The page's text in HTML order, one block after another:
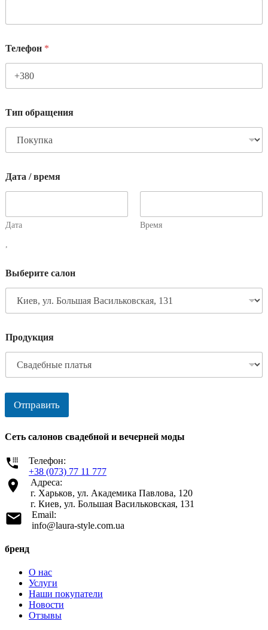
Телефон *
Тип обращения
Дата / время
Дата Время
,
Выберите салон
Продукция
Отправить
Сеть салонов свадебной и вечерней моды
Телефон:
+38 (073) 77 11 777
Адреса:
г. Харьков, ул. Академика Павлова, 120
г. Киев, ул. Большая Васильковская, 131
Email:
info@laura-style.com.ua
бренд
О нас
Услуги
Наши покупатели
Новости
Отзывы